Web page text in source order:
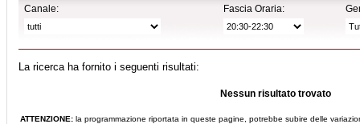
Canale: Fascia Oraria:
La ricerca ha fornito i seguenti risultati:
Nessun risultato trovato
ATTENZIONE: la programmazione riportata in queste pagine, potrebbe subire delle